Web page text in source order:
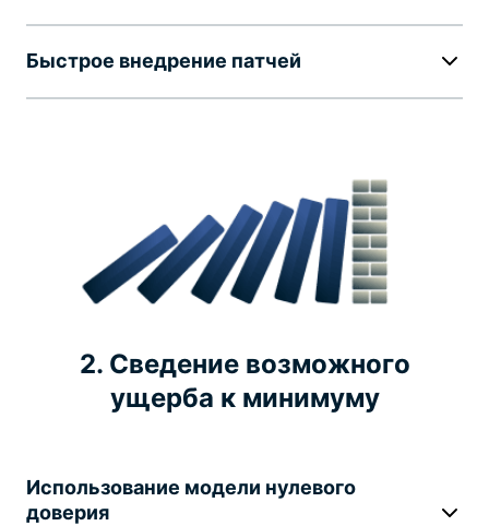
Быстрое внедрение патчей
2. Сведение возможного
ущерба к минимуму
Использование модели нулевого
доверия